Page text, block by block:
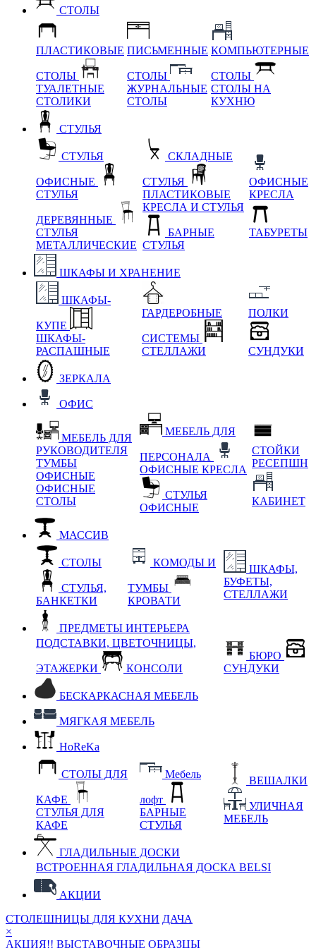
СТОЛЫ
ПЛАСТИКОВЫЕ
СТОЛЫ
ТУАЛЕТНЫЕ
СТОЛИКИ
ПИСЬМЕННЫЕ
СТОЛЫ
ЖУРНАЛЬНЫЕ
СТОЛЫ
КОМПЬЮТЕРНЫЕ
СТОЛЫ
СТОЛЫ НА
КУХНЮ
СТУЛЬЯ
СТУЛЬЯ
ОФИСНЫЕ
СТУЛЬЯ
ДЕРЕВЯННЫЕ
СТУЛЬЯ
МЕТАЛЛИЧЕСКИЕ
СКЛАДНЫЕ
СТУЛЬЯ
ПЛАСТИКОВЫЕ
КРЕСЛА И СТУЛЬЯ
БАРНЫЕ
СТУЛЬЯ
ОФИСНЫЕ
КРЕСЛА
ТАБУРЕТЫ
ШКАФЫ И ХРАНЕНИЕ
ШКАФЫ-
КУПЕ
ШКАФЫ-
РАСПАШНЫЕ
ГАРДЕРОБНЫЕ
СИСТЕМЫ
СТЕЛЛАЖИ
ПОЛКИ
СУНДУКИ
ЗЕРКАЛА
ОФИС
МЕБЕЛЬ ДЛЯ
РУКОВОДИТЕЛЯ
ТУМБЫ
ОФИСНЫЕ
ОФИСНЫЕ
СТОЛЫ
МЕБЕЛЬ ДЛЯ
ПЕРСОНАЛА
ОФИСНЫЕ КРЕСЛА
СТУЛЬЯ
ОФИСНЫЕ
СТОЙКИ
РЕСЕПШН
КАБИНЕТ
МАССИВ
СТОЛЫ
СТУЛЬЯ,
БАНКЕТКИ
КОМОДЫ И
ТУМБЫ
КРОВАТИ
ШКАФЫ,
БУФЕТЫ,
СТЕЛЛАЖИ
ПРЕДМЕТЫ ИНТЕРЬЕРА
ПОДСТАВКИ, ЦВЕТОЧНИЦЫ,
ЭТАЖЕРКИ КОНСОЛИ
БЮРО
СУНДУКИ
БЕСКАРКАСНАЯ МЕБЕЛЬ
МЯГКАЯ МЕБЕЛЬ
HoReKa
СТОЛЫ ДЛЯ
КАФЕ
СТУЛЬЯ ДЛЯ
КАФЕ
Мебель
лофт
БАРНЫЕ
СТУЛЬЯ
ВЕШАЛКИ
УЛИЧНАЯ
МЕБЕЛЬ
ГЛАДИЛЬНЫЕ ДОСКИ
ВСТРОЕННАЯ ГЛАДИЛЬНАЯ ДОСКА BELSI
АКЦИИ
СТОЛЕШНИЦЫ ДЛЯ КУХНИ ДАЧА
×
АКЦИЯ!! ВЫСТАВОЧНЫЕ ОБРАЗЦЫ